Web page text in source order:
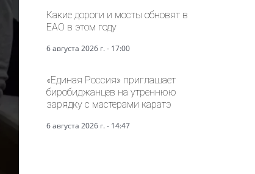
Какие дороги и мосты обновят в
ЕАО в этом году
6 августа 2026 г. - 17:00
«Единая Россия» приглашает
биробиджанцев на утреннюю
зарядку с мастерами каратэ
6 августа 2026 г. - 14:47